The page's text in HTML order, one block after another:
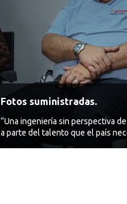
Fotos suministradas.
“Una ingeniería sin perspectiva
a parte del talento que el país
aceptar”: Rafael Alberto